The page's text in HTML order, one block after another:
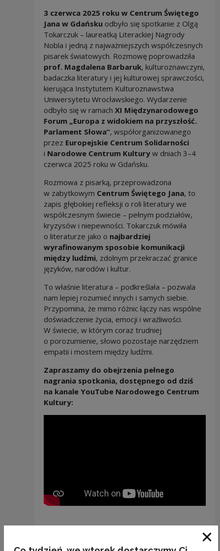
3 czerwca 2025 roku w Centrum Świętego
Jana w Gdańskuodbyło się spotkanie z Olgą
Tokarczuk – laureatką Literackiej Nagrody
Nobla i jedną z najważniejszych współczesnych
pisarek światowych. Rozmowę poprowadziła
prof. Magdalena Barbaruk, kulturoznawczyni,
badaczka literatury i jej kulturowej sprawczości,
kierująca Instytutem Kulturoznawstwa
Uniwersytetu Wrocławskiego. Wydarzenie
odbyło się w ramach XI Międzynarodowego
Forum „Europa z widokiem na przyszłość.
Parlament Słowa”, współorganizowanego
przez Europejskie Centrum Solidarności
i Narodowe Centrum Kulturyw dniach 3–4
czerwca 2025 roku w Gdańsku.
Rozmowa z pisarką, przeprowadzona
w zabytkowym Centrum Świętego Jana, to
zapis głębokiej refleksji o roli literatury we
współczesnym świecie – pełnym podziałów,
kryzysów i niepewności. Tokarczuk mówiła
o literaturze jako o najbardziej
wyrafinowanym sposobie komunikacji
między ludźmi, zdolnym przekraczać granice
języków, narodów i kultur.
To właśnie literatura – podkreślała – pozwala
nam lepiej rozumieć innych i samych siebie.
Przypomina, że mimo różnic łączy nas wspólne
doświadczenie życia, emocji i wrażliwości.
W świecie, w którym coraz trudniej
o porozumienie, słowo pozostaje narzędziem
empatii i mostem między ludźmi.
Zapraszamy do obejrzenia pełnego
nagrania spotkania, dostępnego od dziś
na kanale YouTube Narodowego Centrum
Kultury:
czytanie i opowiadanie
historii to akt empatii– sposób, by lepiej